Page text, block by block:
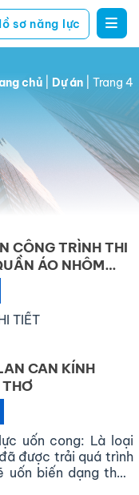
sơ năng lực
chủ| Dự án| Trang 4
CÔNG TRÌNH THI
ÁO NHÔM
TIẾT
CAN KÍNH
uốn cong: Là loại
được trải quá trình
uốn biến dạng theo